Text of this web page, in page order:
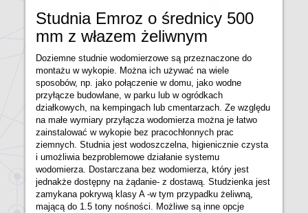
Studnia Emroz o średnicy 500
mm z włazem żeliwnym
Doziemne studnie wodomierzowe są przeznaczone do
montażu w wykopie. Można ich używać na wiele
sposobów, np. jako połączenie w domu, jako wodne
przyłącze budowlane, w parku lub w ogródkach
działkowych, na kempingach lub cmentarzach. Ze względu
na małe wymiary przyłącza wodomierza można je łatwo
zainstalować w wykopie bez pracochłonnych prac
ziemnych. Studnia jest wodoszczelna, higienicznie czysta
i umożliwia bezproblemowe działanie systemu
wodomierza. Dostarczana bez wodomierza, który jest
jednakże dostępny na żądanie- z dostawą. Studzienka jest
zamykana pokrywą klasy A -w tym przypadku żeliwną,
mającą do 1.5 tony nośności. Możliwe są inne opcje